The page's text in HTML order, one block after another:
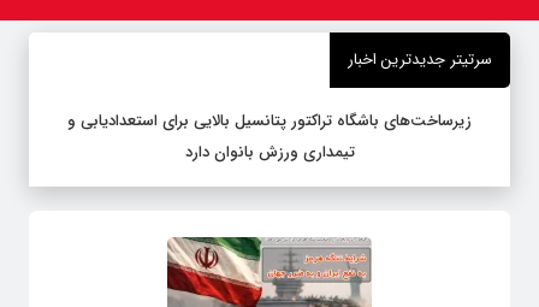
سرتیتر جدیدترین اخبار
زیرساخت‌های باشگاه تراکتور پتانسیل بالایی برای استعدادیابی و
تیمداری ورزش بانوان دارد